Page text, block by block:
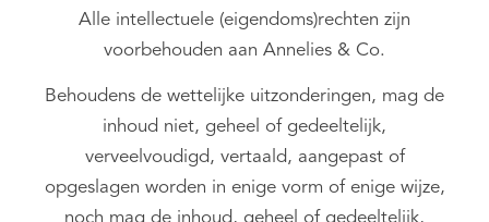
Alle intellectuele (eigendoms)rechten zijn
voorbehouden aan Annelies & Co.
Behoudens de wettelijke uitzonderingen, mag de
inhoud niet, geheel of gedeeltelijk,
verveelvoudigd, vertaald, aangepast of
opgeslagen worden in enige vorm of enige wijze,
noch mag de inhoud, geheel of gedeeltelijk,